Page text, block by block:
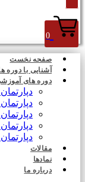
0
صفحه نخست
آشنایی با دوره
دوره های
مقالات
نمادها
درباره ما